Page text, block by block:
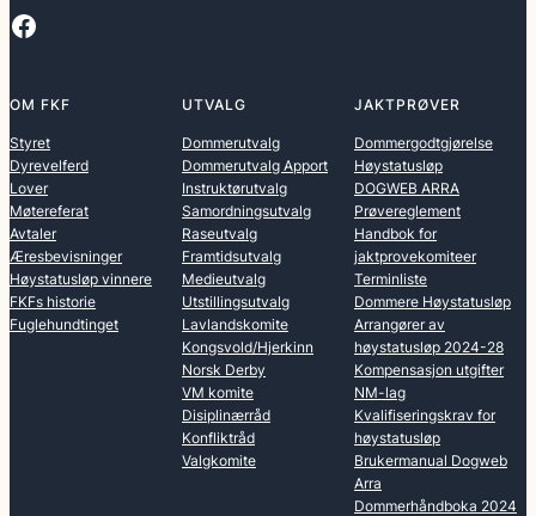
Facebook
OM FKF
Styret
Dyrevelferd
Lover
Møtereferat
Avtaler
Æresbevisninger
Høystatusløp vinnere
FKFs historie
Fuglehundtinget
UTVALG
Dommerutvalg
Dommerutvalg Apport
Instruktørutvalg
Samordningsutvalg
Raseutvalg
Framtidsutvalg
Medieutvalg
Utstillingsutvalg
Lavlandskomite
Kongsvold/Hjerkinn
Norsk Derby
VM komite
Disiplinærråd
Konfliktråd
Valgkomite
JAKTPRØVER
Dommergodtgjørelse
Høystatusløp
DOGWEB ARRA
Prøvereglement
Handbok for
jaktprovekomiteer
Terminliste
Dommere Høystatusløp
Arrangører av
høystatusløp 2024-28
Kompensasjon utgifter
NM-lag
Kvalifiseringskrav for
høystatusløp
Brukermanual Dogweb
Arra
Dommerhåndboka 2024